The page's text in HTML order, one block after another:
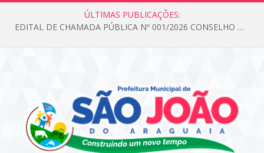
ÚLTIMAS PUBLICAÇÕES:
EDITAL DE CHAMADA PÚBLICA Nº 001/2026 CONSELHO DOS DIREITOS DA CRIANÇA E DO ADOLESCENTE